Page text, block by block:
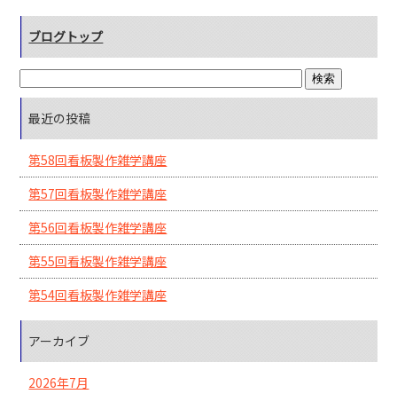
ブログトップ
最近の投稿
第58回看板製作雑学講座
第57回看板製作雑学講座
第56回看板製作雑学講座
第55回看板製作雑学講座
第54回看板製作雑学講座
アーカイブ
2026年7月